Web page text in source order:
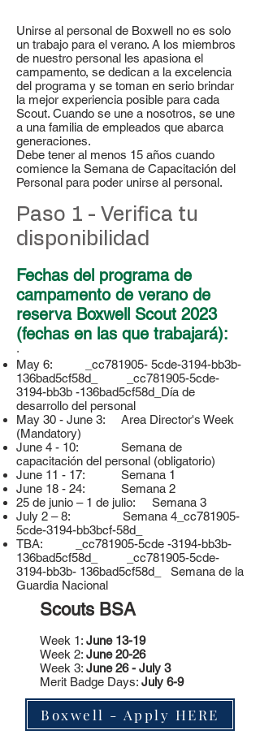
Unirse al personal de Boxwell no es solo
un trabajo para el verano. A los miembros
de nuestro personal les apasiona el
campamento, se dedican a la excelencia
del programa y se toman en serio brindar
la mejor experiencia posible para cada
Scout. Cuando se une a nosotros, se une
a una familia de empleados que abarca
generaciones.
Debe tener al menos 15 años cuando
comience la Semana de Capacitación del
Personal para poder unirse al personal.
Paso 1 - Verifica tu
disponibilidad
Fechas del programa de
campamento de verano de
reserva Boxwell Scout 2023
(fechas en las que trabajará):
·
May 6: _cc781905- 5cde-3194-bb3b-
136bad5cf58d_ _cc781905-5cde-
3194-bb3b -136bad5cf58d_Día de
desarrollo del personal
May 30 - June 3: Area Director's Week
(Mandatory)
June 4 - 10: Semana de
capacitación del personal (obligatorio)
June 11 - 17: Semana 1
June 18 - 24: Semana 2
25 de junio – 1 de julio: Semana 3
July 2 – 8: Semana 4_cc781905-
5cde-3194-bb3bcf-58d_
TBA: _cc781905-5cde -3194-bb3b-
136bad5cf58d_ _cc781905-5cde-
3194-bb3b- 136bad5cf58d_ Semana de la
Guardia Nacional
Scouts BSA
Week 1: June 13-19
Week 2: June 20-26
Week 3: June 26 - July 3
Merit Badge Days: July 6-9
Boxwell - Apply HERE